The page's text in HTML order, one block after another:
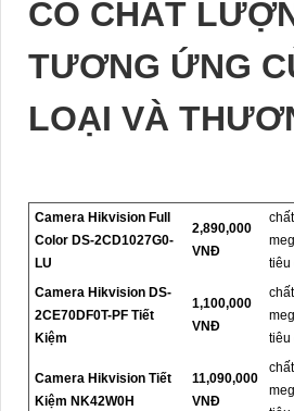
CÓ CHẤT
TƯƠNG ỨNG
LOẠI VÀ
Camera Hikvision Full
Color DS-2CD1027G0-
LU
2,890,000
VNĐ
tiêu
Camera Hikvision DS-
2CE70DF0T-PF Tiết
Kiệm
1,100,000
VNĐ
tiêu
Camera Hikvision Tiết
Kiệm NK42W0H
11,090,000
VNĐ